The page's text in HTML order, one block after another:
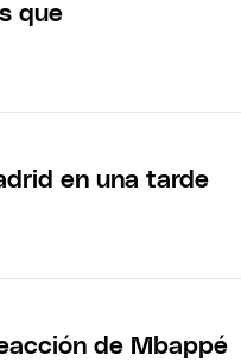
que
en una tarde
de Mbappé